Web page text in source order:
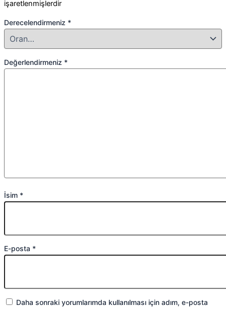
işaretlenmişlerdir
Derecelendirmeniz *
Değerlendirmeniz *
İsim *
E-posta *
Daha sonraki yorumlarımda kullanılması için adım, e-posta